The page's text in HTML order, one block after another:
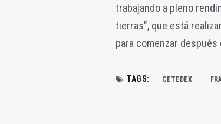
trabajando a pleno
tierras", que está
para comenzar
TAGS: CETEDEX